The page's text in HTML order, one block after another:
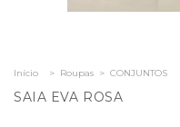
Início > Roupas > CONJUNTOS
SAIA EVA ROSA